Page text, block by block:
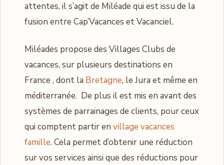
attentes, il s’agit de Miléade qui est issu de la
fusion entre Cap’Vacances et Vacanciel.
Miléades propose des Villages Clubs de
vacances, sur plusieurs destinations en
France , dont la Bretagne, le Jura et même en
méditerranée. De plus il est mis en avant des
systèmes de parrainages de clients, pour ceux
qui comptent partir en village vacances
famille. Cela permet d’obtenir une réduction
sur vos services ainsi que des réductions pour